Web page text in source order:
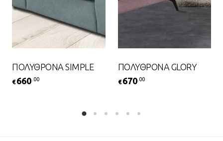
ΠΟΛΥΘΡΟΝΑ SIMPLE
€ 660 .00
ΠΟΛΥΘΡΟΝΑ GLORY
€ 670 .00